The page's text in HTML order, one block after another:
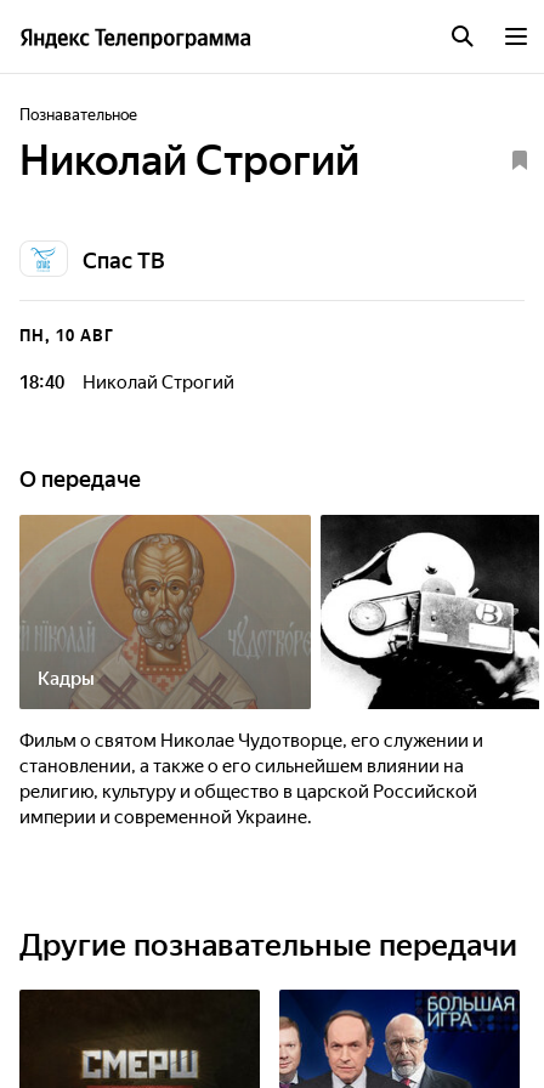
Познавательное
Николай Строгий
Спас ТВ
ПН, 10 АВГ
18:40 Николай Строгий
О передаче
Кадры
Фильм о святом Николае Чудотворце, его служении и
становлении, а также о его сильнейшем влиянии на
религию, культуру и общество в царской Российской
империи и современной Украине.
Другие познавательные передачи